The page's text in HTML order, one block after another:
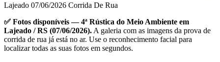
Lajeado 07/06/2026 Corrida De Rua
✅ Fotos disponíveis — 4ª Rústica do Meio Ambiente em
Lajeado / RS (07/06/2026). A galeria com as imagens da prova de
corrida de rua já está no ar. Use o reconhecimento facial para
localizar todas as suas fotos em segundos.